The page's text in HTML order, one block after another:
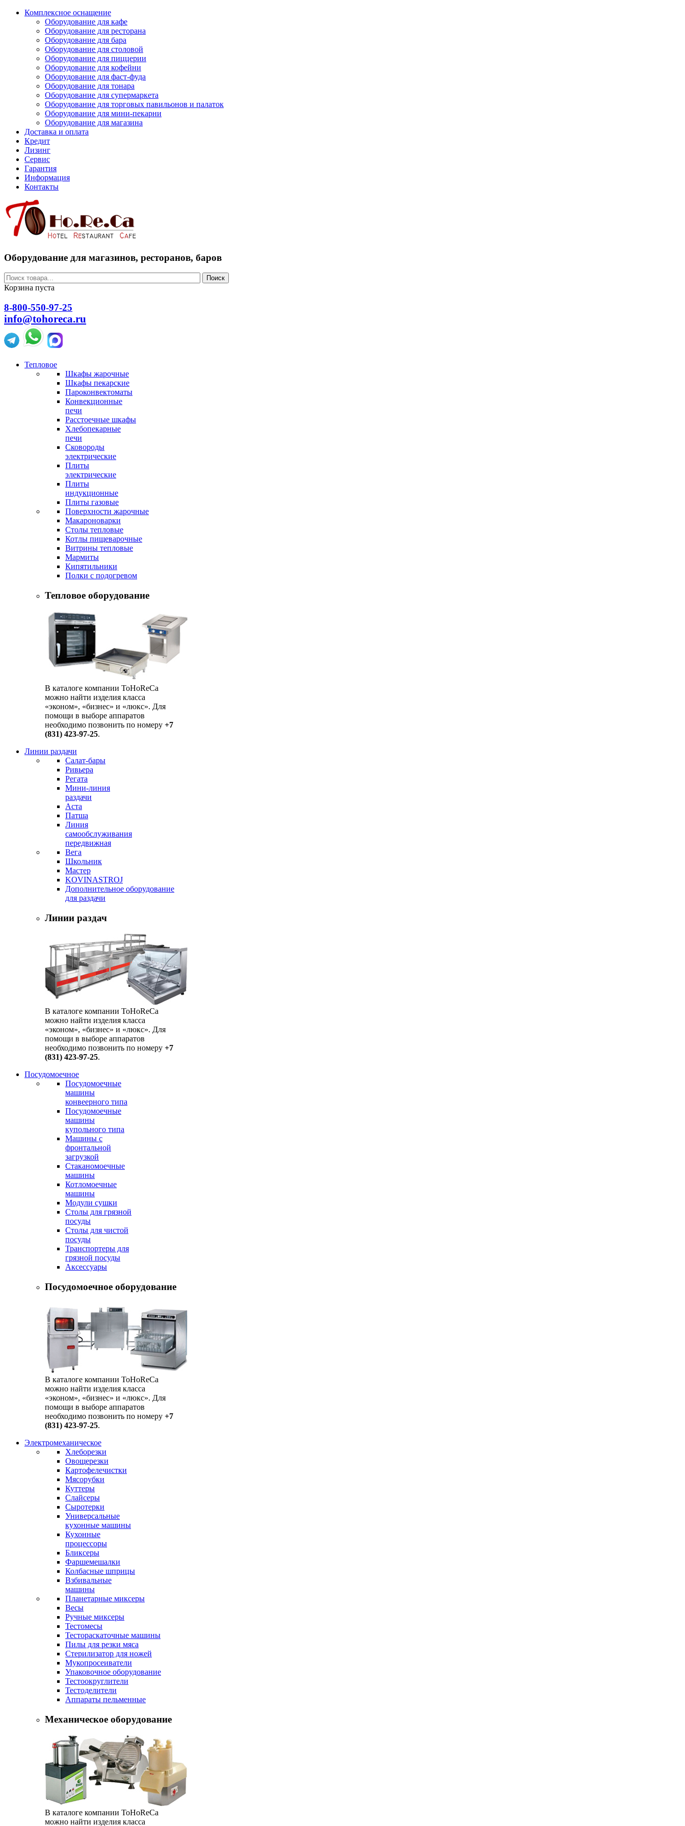
Комплексное оснащение
Оборудование для кафе
Оборудование для ресторана
Оборудование для бара
Оборудование для столовой
Оборудование для пиццерии
Оборудование для кофейни
Оборудование для фаст-фуда
Оборудование для тонара
Оборудование для супермаркета
Оборудование для торговых павильонов и палаток
Оборудование для мини-пекарни
Оборудование для магазина
Доставка и оплата
Кредит
Лизинг
Сервис
Гарантия
Информация
Контакты
Оборудование для магазинов, ресторанов, баров
Поиск
Корзина пуста
8-800-550-97-25
info@tohoreca.ru
Тепловое
Шкафы жарочные
Шкафы пекарские
Пароконвектоматы
Конвекционные
печи
Расстоечные шкафы
Хлебопекарные
печи
Сковороды
электрические
Плиты
электрические
Плиты
индукционные
Плиты газовые
Поверхности жарочные
Макароноварки
Столы тепловые
Котлы пищеварочные
Витрины тепловые
Мармиты
Кипятильники
Полки с подогревом
Тепловое оборудование
В каталоге компании ToHoReCa
можно найти изделия класса
«эконом», «бизнес» и «люкс». Для
помощи в выборе аппаратов
необходимо позвонить по номеру +7
(831) 423-97-25.
Линии раздачи
Салат-бары
Ривьера
Регата
Мини-линия
раздачи
Аста
Патша
Линия
самообслуживания
передвижная
Вега
Школьник
Мастер
KOVINASTROJ
Дополнительное оборудование
для раздачи
Линии раздач
В каталоге компании ToHoReCa
можно найти изделия класса
«эконом», «бизнес» и «люкс». Для
помощи в выборе аппаратов
необходимо позвонить по номеру +7
(831) 423-97-25.
Посудомоечное
Посудомоечные
машины
конвеерного типа
Посудомоечные
машины
купольного типа
Машины с
фронтальной
загрузкой
Стаканомоечные
машины
Котломоечные
машины
Модули сушки
Столы для грязной
посуды
Столы для чистой
посуды
Транспортеры для
грязной посуды
Аксессуары
Посудомоечное оборудование
В каталоге компании ToHoReCa
можно найти изделия класса
«эконом», «бизнес» и «люкс». Для
помощи в выборе аппаратов
необходимо позвонить по номеру +7
(831) 423-97-25.
Электромеханическое
Хлеборезки
Овощерезки
Картофелечистки
Мясорубки
Куттеры
Слайсеры
Сыротерки
Универсальные
кухонные машины
Кухонные
процессоры
Бликсеры
Фаршемешалки
Колбасные шприцы
Взбивальные
машины
Планетарные миксеры
Весы
Ручные миксеры
Тестомесы
Тестораскаточные машины
Пилы для резки мяса
Стерилизатор для ножей
Мукопросеиватели
Упаковочное оборудование
Тестоокруглители
Тестоделители
Аппараты пельменные
Механическое оборудование
В каталоге компании ToHoReCa
можно найти изделия класса